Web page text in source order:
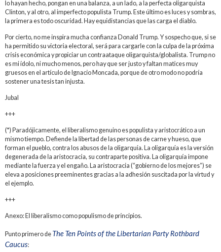
lo hayan hecho, pongan en una balanza, a un lado, a la perfecta oligarquista
Clinton, y al otro, al imperfecto populista Trump. Este último es luces y sombras,
la primera es todo oscuridad. Hay equidistancias que las carga el diablo.
Por cierto, no me inspira mucha confianza Donald Trump. Y sospecho que, si se
ha permitido su victoria electoral, será para cargarle con la culpa de la próxima
crisis económica y propiciar un contraataque oligarquista/globalista. Trump no
es mi ídolo, ni mucho menos, pero hay que ser justo y faltan matices muy
gruesos en el artículo de Ignacio Moncada, porque de otro modo no podría
sostener una tesis tan injusta.
Jubal
+++
(*) Paradójicamente, el liberalismo genuino es populista y aristocrático a un
mismo tiempo. Defiende la libertad de las personas de carne y hueso, que
forman el pueblo, contra los abusos de la oligarquía. La oligarquía es la versión
degenerada de la aristocracia, su contraparte positiva. La oligarquía impone
mediante la fuerza y el engaño. La aristocracia (“gobierno de los mejores”) se
eleva a posiciones preeminentes gracias a la adhesión suscitada por la virtud y
el ejemplo.
+++
Anexo: El liberalismo como populismo de principios.
Punto primero de The Ten Points of the Libertarian Party Rothbard
Caucus: